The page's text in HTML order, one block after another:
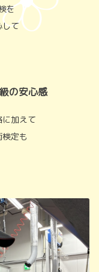
を
して
の安心感
加えて
定も